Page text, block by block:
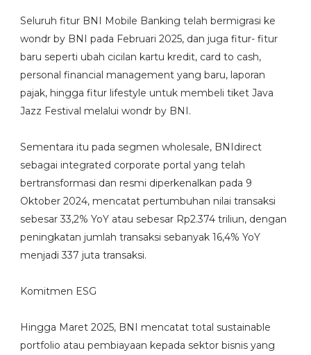
Seluruh fitur BNI Mobile Banking telah bermigrasi ke
wondr by BNI pada Februari 2025, dan juga fitur- fitur
baru seperti ubah cicilan kartu kredit, card to cash,
personal financial management yang baru, laporan
pajak, hingga fitur lifestyle untuk membeli tiket Java
Jazz Festival melalui wondr by BNI.
Sementara itu pada segmen wholesale, BNIdirect
sebagai integrated corporate portal yang telah
bertransformasi dan resmi diperkenalkan pada 9
Oktober 2024, mencatat pertumbuhan nilai transaksi
sebesar 33,2% YoY atau sebesar Rp2.374 triliun, dengan
peningkatan jumlah transaksi sebanyak 16,4% YoY
menjadi 337 juta transaksi.
Komitmen ESG
Hingga Maret 2025, BNI mencatat total sustainable
portfolio atau pembiayaan kepada sektor bisnis yang